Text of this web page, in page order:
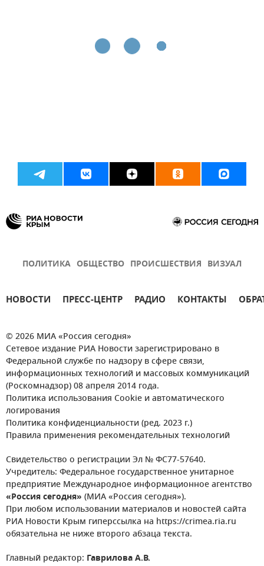
ПОЛИТИКА ОБЩЕСТВО ПРОИСШЕСТВИЯ ВИЗУАЛ
НОВОСТИ ПРЕСС-ЦЕНТР РАДИО КОНТАКТЫ
© 2026 МИА «Россия сегодня»
Сетевое издание РИА Новости зарегистрировано в
Федеральной службе по надзору в сфере связи,
информационных технологий и массовых коммуникаций
(Роскомнадзор) 08 апреля 2014 года.
Политика использования Cookie и автоматического
логирования
Политика конфиденциальности (ред. 2023 г.)
Правила применения рекомендательных технологий
Свидетельство о регистрации Эл № ФС77-57640.
Учредитель: Федеральное государственное унитарное
предприятие Международное информационное агентство
«Россия сегодня» (МИА «Россия сегодня»).
При любом использовании материалов и новостей сайта
РИА Новости Крым гиперссылка на https://crimea.ria.ru
обязательна не ниже второго абзаца текста.
Главный редактор: Гаврилова А.В.